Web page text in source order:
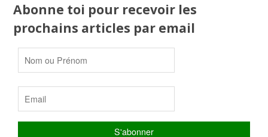
Abonne toi pour recevoir les
prochains articles par email